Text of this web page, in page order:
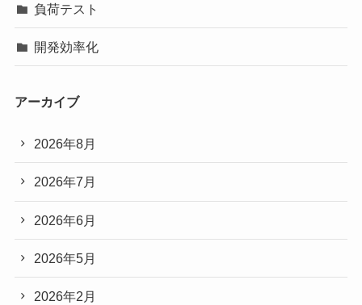
負荷テスト
開発効率化
アーカイブ
2026年8月
2026年7月
2026年6月
2026年5月
2026年2月